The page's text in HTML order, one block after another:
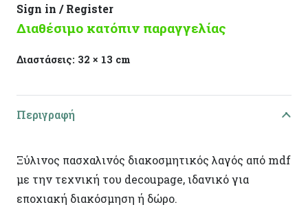
Sign in / Register
Διαθέσιμο κατόπιν παραγγελίας
Διαστάσεις: 32 × 13 cm
Περιγραφή
Ξύλινος πασχαλινός διακοσμητικός λαγός από mdf
με την τεχνική του decoupage, ιδανικό για
εποχιακή διακόσμηση ή δώρο.